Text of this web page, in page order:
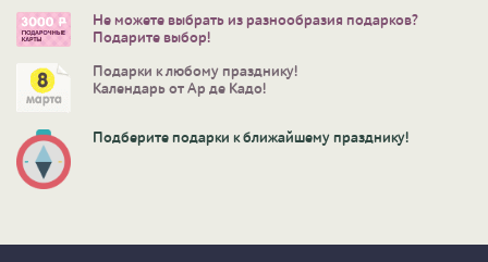
Не можете выбрать из разнообразия подарков?
Подарите выбор!
Подарки к любому празднику!
Календарь от Ар де Кадо!
Подберите подарки к ближайшему празднику!